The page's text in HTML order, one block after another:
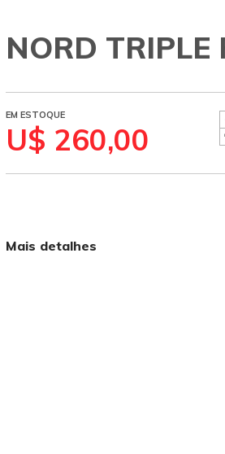
NORD TRIPLE
EM ESTOQUE
U$ 260,00
Mais detalhes